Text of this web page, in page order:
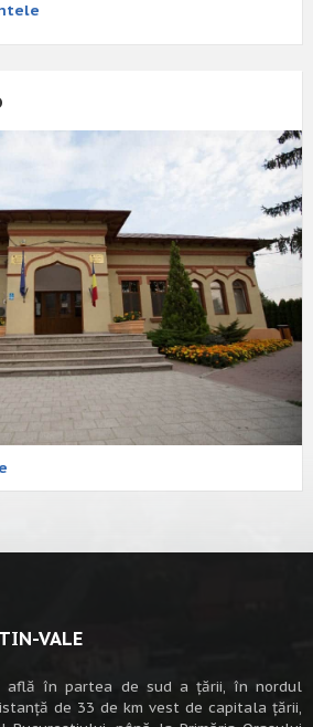
VALE
află în partea de sud a ţării, în nordul
de 33 de km vest de capitala țării,